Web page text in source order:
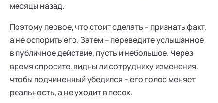
месяцы назад.
Поэтому первое, что стоит сделать – признать факт,
а не оспорить его. Затем – переведите услышанное
в публичное действие, пусть и небольшое. Через
время спросите, видны ли сотруднику изменения,
чтобы подчиненный убедился – его голос меняет
реальность, а не уходит в песок.